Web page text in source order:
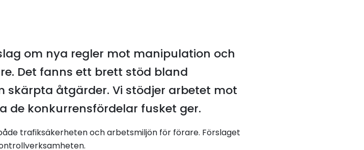
om nya regler mot manipulation och
Det fanns ett brett stöd bland
skärpta åtgärder. Vi stödjer arbetet mot
de konkurrensfördelar fusket ger.
trafiksäkerheten och arbetsmiljön för förare. Förslaget